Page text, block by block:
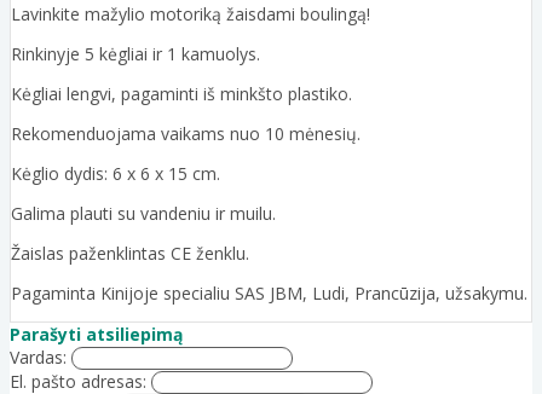
Lavinkite mažylio motoriką žaisdami boulingą!
Rinkinyje 5 kėgliai ir 1 kamuolys.
Kėgliai lengvi, pagaminti iš minkšto plastiko.
Rekomenduojama vaikams nuo 10 mėnesių.
Kėglio dydis: 6 x 6 x 15 cm.
Galima plauti su vandeniu ir muilu.
Žaislas paženklintas CE ženklu.
Pagaminta Kinijoje specialiu SAS JBM, Ludi, Prancūzija, užsakymu.
Parašyti atsiliepimą
Vardas:
El. pašto adresas: